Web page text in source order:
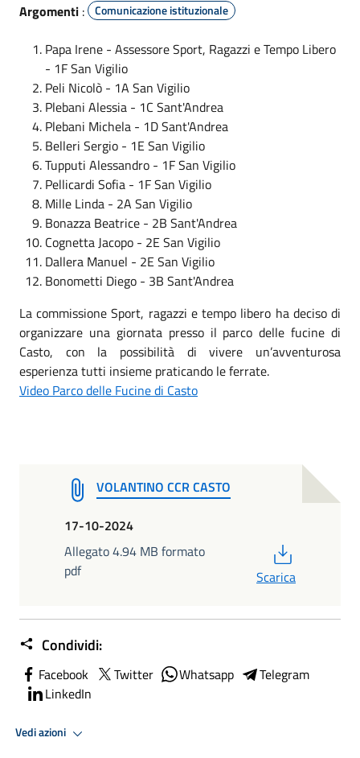
Argomenti : Comunicazione istituzionale
Papa Irene - Assessore Sport, Ragazzi e Tempo Libero
- 1F San Vigilio
Peli Nicolò - 1A San Vigilio
Plebani Alessia - 1C Sant'Andrea
Plebani Michela - 1D Sant'Andrea
Belleri Sergio - 1E San Vigilio
Tupputi Alessandro - 1F San Vigilio
Pellicardi Sofia - 1F San Vigilio
Mille Linda - 2A San Vigilio
Bonazza Beatrice - 2B Sant'Andrea
Cognetta Jacopo - 2E San Vigilio
Dallera Manuel - 2E San Vigilio
Bonometti Diego - 3B Sant'Andrea
La commissione Sport, ragazzi e tempo libero ha deciso di
organizzare una giornata presso il parco delle fucine di
Casto, con la possibilità di vivere un’avventurosa
esperienza tutti insieme praticando le ferrate.
Video Parco delle Fucine di Casto
VOLANTINO CCR CASTO
17-10-2024
Allegato 4.94 MB formato
pdf
Scarica
Condividi:
Facebook Twitter Whatsapp
Telegram
LinkedIn
Vedi azioni